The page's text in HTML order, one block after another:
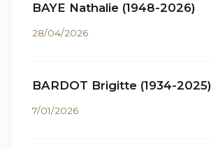
BAYE Nathalie (1948-2026)
28/04/2026
BARDOT Brigitte (1934-2025)
7/01/2026